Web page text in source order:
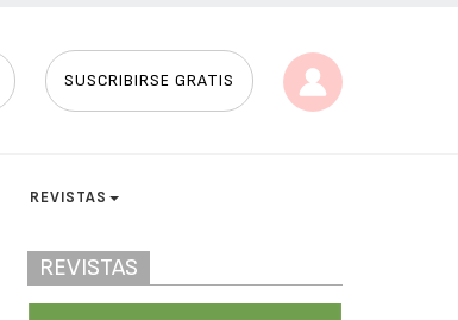
SUSCRIBIRSE GRATIS
REVISTAS
REVISTAS